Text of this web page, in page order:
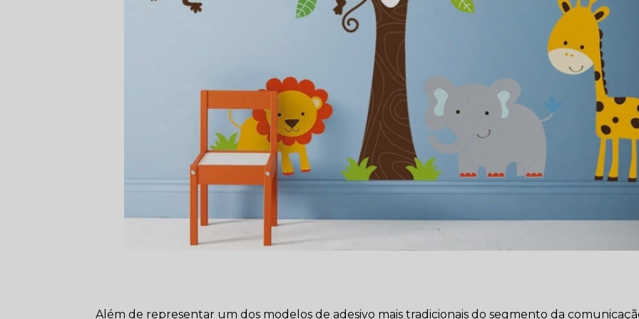
Além de representar um dos modelos de adesivo mais tradicionais do segmento da